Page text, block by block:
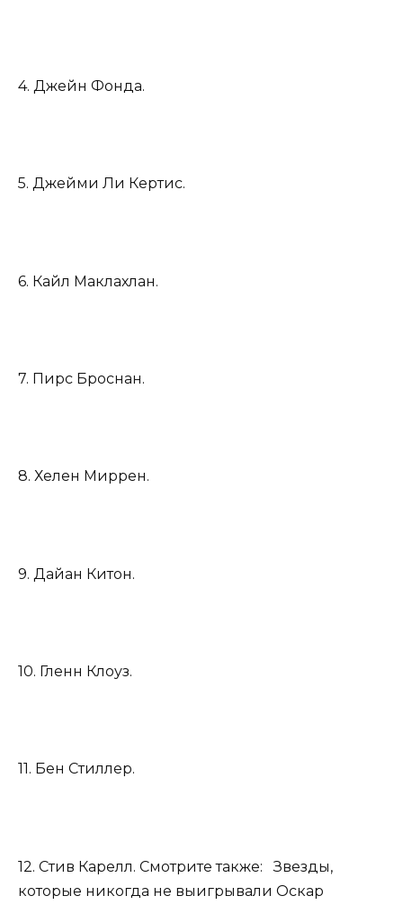
4. Джейн Фонда.
5. Джейми Ли Кертис.
6. Кайл Маклахлан.
7. Пирс Броснан.
8. Хелен Миррен.
9. Дайан Китон.
10. Гленн Клоуз.
11. Бен Стиллер.
12. Стив Карелл. Смотрите также: Звезды,
которые никогда не выигрывали Оскар